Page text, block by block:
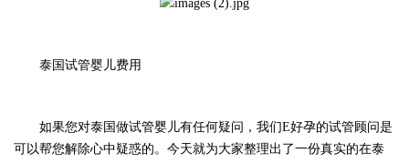
泰国试管婴儿费用
如果您对泰国做试管婴儿有任何疑问，我们E好孕的试管 顾问是
可以帮您解除心中疑惑的。今天就为大家整理出了一份真实的在泰